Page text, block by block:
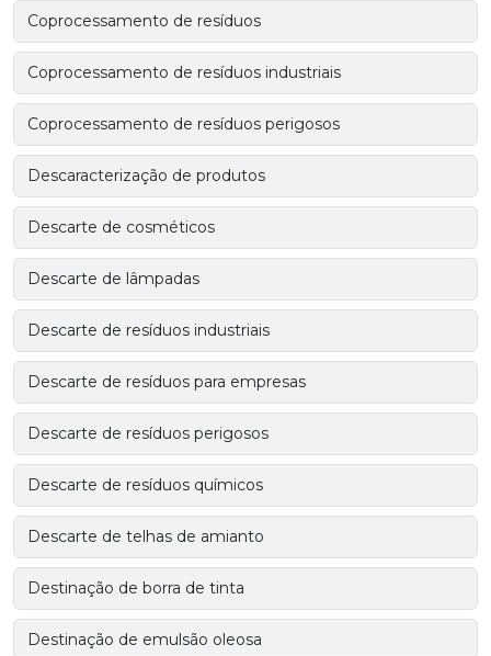
Coprocessamento de resíduos
Coprocessamento de resíduos industriais
Coprocessamento de resíduos perigosos
Descaracterização de produtos
Descarte de cosméticos
Descarte de lâmpadas
Descarte de resíduos industriais
Descarte de resíduos para empresas
Descarte de resíduos perigosos
Descarte de resíduos químicos
Descarte de telhas de amianto
Destinação de borra de tinta
Destinação de emulsão oleosa